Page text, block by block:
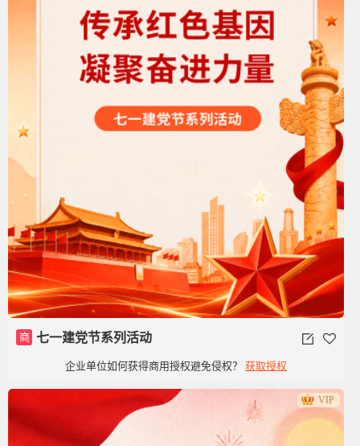
商 七一建党节系列活动
企业单位如何获得商用授权避免侵权？ 获取授权
VIP